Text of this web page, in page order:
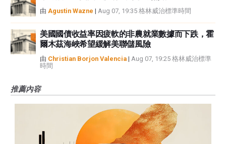
由 Agustin Wazne | Aug 07, 19:35 格林威治標準時間
美國國債收益率因疲軟的非農就業數據而下跌，霍
爾木茲海峽希望緩解美聯儲風險
由 Christian Borjon Valencia | Aug 07, 19:25 格林威治標準
時間
推薦內容